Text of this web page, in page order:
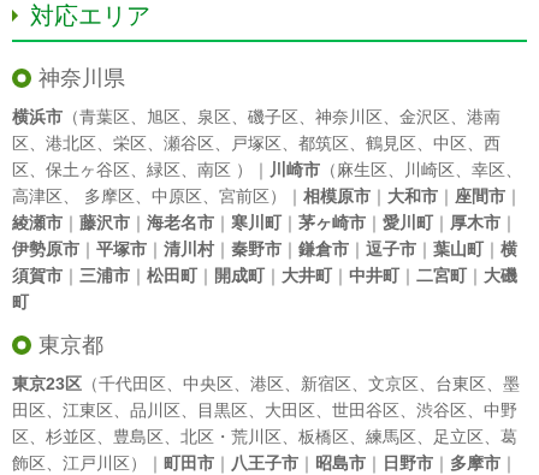
対応エリア
神奈川県
横浜市 （青葉区 旭区 泉区 磯子区 神奈川区 金沢区
港南
区
港北区 栄区 瀬谷区 戸塚区 都筑区 鶴見区 中区
西
区
保土ヶ谷区 緑区 南区 ）｜ 川崎市 （麻生区 川崎区 幸区
高津区
多摩区 中原区 宮前区）｜ 相模原市 ｜ 大和市 ｜ 座間市 ｜
綾瀬市 ｜ 藤沢市 ｜ 海老名市 ｜ 寒川町｜ 茅ヶ崎市 ｜ 愛川町｜ 厚木市 ｜
伊勢原市 ｜ 平塚市 ｜ 清川村｜ 秦野市 ｜ 鎌倉市 ｜ 逗子市 ｜ 葉山町｜ 横
須賀市 ｜ 三浦市 ｜ 松田町｜ 開成町｜ 大井町｜ 中井町｜ 二宮町｜ 大磯
町
東京都
東京23区 （千代田区 中央区 港区 新宿区 文京区 台東区
墨
田区
江東区 品川区 目黒区 大田区 世田谷区 渋谷区
中野
区
杉並区 豊島区 北区 ・ 荒川区 板橋区 練馬区 足立区
葛
飾区
江戸川区）｜ 町田市 ｜ 八王子市 ｜ 昭島市 ｜ 日野市 ｜ 多摩市 ｜